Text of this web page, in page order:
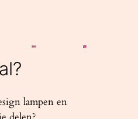
lampen en